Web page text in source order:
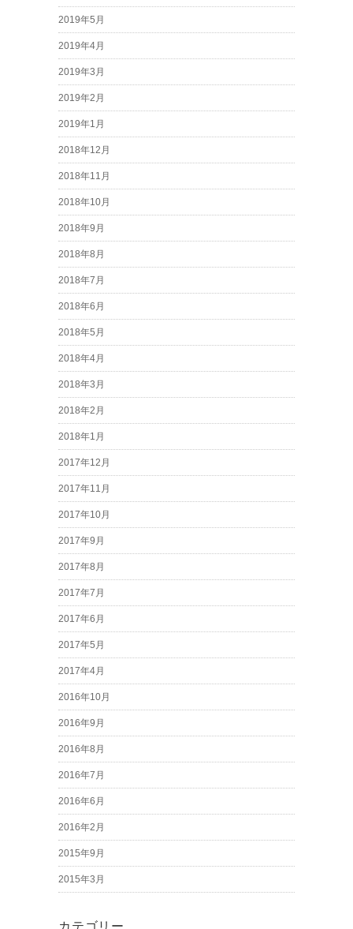
2019年5月
2019年4月
2019年3月
2019年2月
2019年1月
2018年12月
2018年11月
2018年10月
2018年9月
2018年8月
2018年7月
2018年6月
2018年5月
2018年4月
2018年3月
2018年2月
2018年1月
2017年12月
2017年11月
2017年10月
2017年9月
2017年8月
2017年7月
2017年6月
2017年5月
2017年4月
2016年10月
2016年9月
2016年8月
2016年7月
2016年6月
2016年2月
2015年9月
2015年3月
カテゴリー